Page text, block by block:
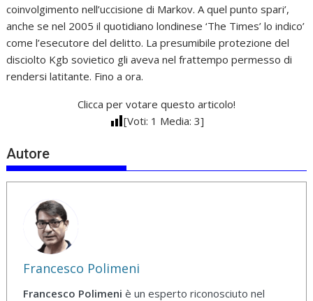
coinvolgimento nell’uccisione di Markov. A quel punto spari’,
anche se nel 2005 il quotidiano londinese ‘The Times’ lo indico’
come l’esecutore del delitto. La presumibile protezione del
disciolto Kgb sovietico gli aveva nel frattempo permesso di
rendersi latitante. Fino a ora.
Clicca per votare questo articolo!
[Voti: 1 Media: 3]
Autore
Francesco Polimeni
Francesco Polimeni è un esperto riconosciuto nel